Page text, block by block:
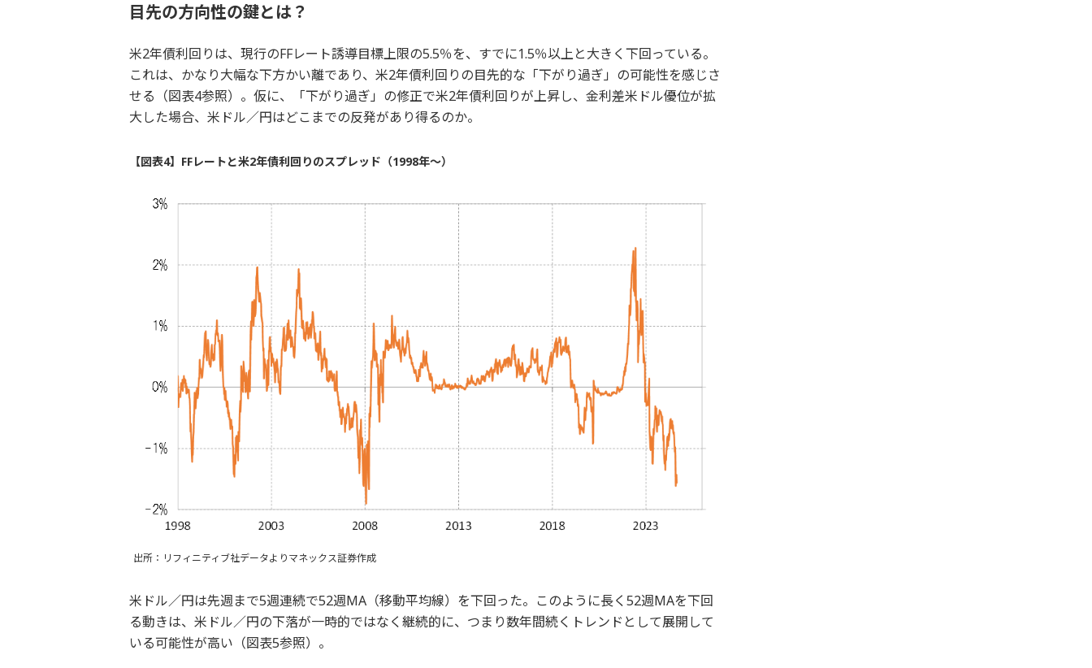
目先の方向性の鍵とは？
米2年債利回りは、現行のFFレート誘導目標上限の5.5％を、すでに1.5％以上と大きく下回っている。
これは、かなり大幅な下方かい離であり、米2年債利回りの目先的な「下がり過ぎ」の可能性を感じさ
せる（図表4参照）。仮に、「下がり過ぎ」の修正で米2年債利回りが上昇し、金利差米ドル優位が拡
大した場合、米ドル／円はどこまでの反発があり得るのか。
【図表4】FFレートと米2年債利回りのスプレッド（1998年～）
出所：リフィニティブ社データよりマネックス証券作成
米ドル／円は先週まで5週連続で52週MA（移動平均線）を下回った。このように長く52週MAを下回
る動きは、米ドル／円の下落が一時的ではなく継続的に、つまり数年間続くトレンドとして展開して
いる可能性が高い（図表5参照）。